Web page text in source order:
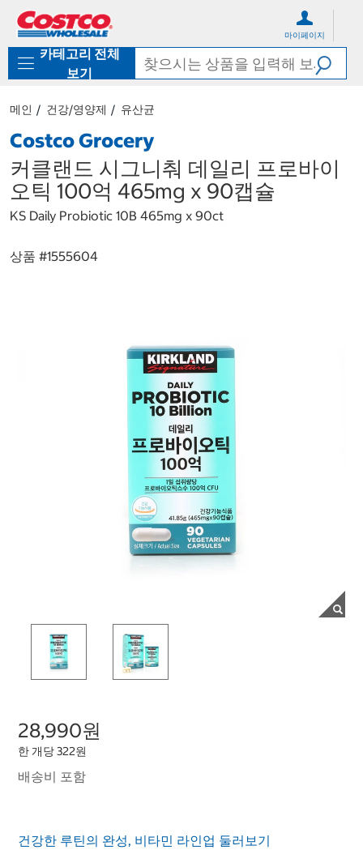
로
기
가
마이페이지
카테고리 전체
보기
메인 건강/영양제 유산균
Costco Grocery
커클랜드 시그니춰 데일리 프로바이
오틱 100억 465mg x 90캡슐
KS Daily Probiotic 10B 465mg x 90ct
상품 #1555604
28,990원
한 개당 322원
배송비 포함
건강한 루틴의 완성, 비타민 라인업 둘러보기